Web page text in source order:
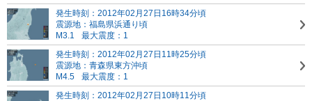
発生時刻：2012年02月27日16時34分頃
震源地：福島県浜通り頃
M3.1
最大震度：1
発生時刻：2012年02月27日11時25分頃
震源地：青森県東方沖頃
M4.5
最大震度：1
発生時刻：2012年02月27日10時11分頃